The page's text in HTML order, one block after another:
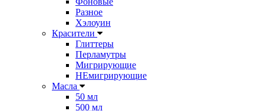
Разное
Хэлоуин
Красители
Глиттеры
Перламутры
Мигрирующие
НЕмигрирующие
Масла
50 мл
500 мл